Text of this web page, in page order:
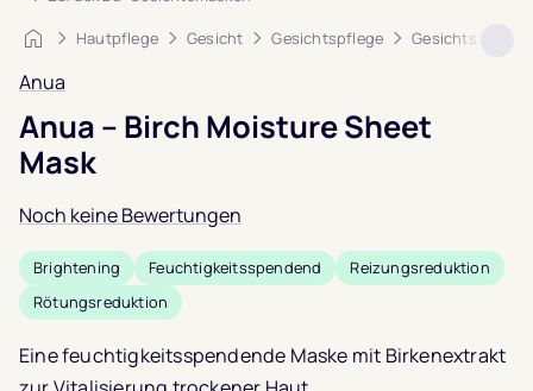
Startseite
Hautpflege Gesicht Gesichtspflege Gesichtsmasken
Anua
Anua – Birch Moisture Sheet
Mask
Noch keine Bewertungen
Brightening Feuchtigkeitsspendend
Reizungsreduktion
Rötungsreduktion
Eine feuchtigkeitsspendende Maske mit Birkenextrakt